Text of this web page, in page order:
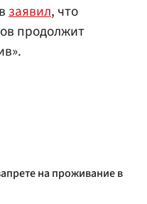
заявил, что
продолжит
на проживание в